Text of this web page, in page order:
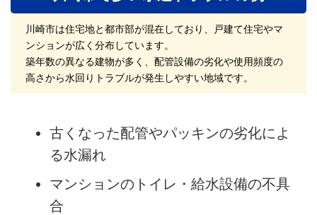
川崎市は住宅地と都市部が混在しており、戸建て住宅やマ
ンションが広く分布しています。
築年数の異なる建物が多く、配管設備の劣化や使用頻度の
高さから水回りトラブルが発生しやすい地域です。
古くなった配管やパッキンの劣化によ
る水漏れ
マンションのトイレ・給水設備の不具
合